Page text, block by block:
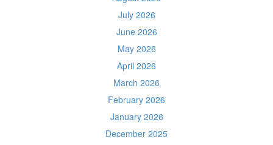
July 2026
June 2026
May 2026
April 2026
March 2026
February 2026
January 2026
December 2025